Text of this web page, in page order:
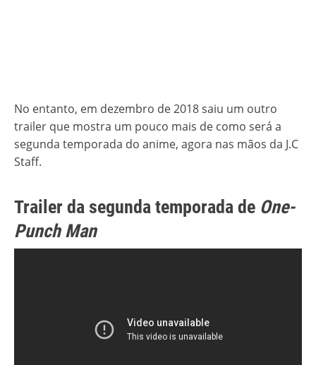
No entanto, em dezembro de 2018 saiu um outro
trailer que mostra um pouco mais de como será a
segunda temporada do anime, agora nas mãos da J.C
Staff.
Trailer da segunda temporada de One-
Punch Man